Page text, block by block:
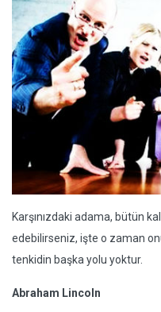
Karşınızdaki adama, bütün
edebilirseniz, işte o zaman
tenkidin başka yolu yoktur.
Abraham Lincoln